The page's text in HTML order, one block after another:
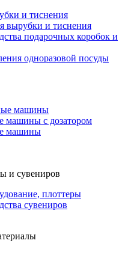
и тиснения
вырубки и тиснения
подарочных коробок и
одноразовой посуды
машины
машины с дозатором
машины
и сувениров
плоттеры
сувениров